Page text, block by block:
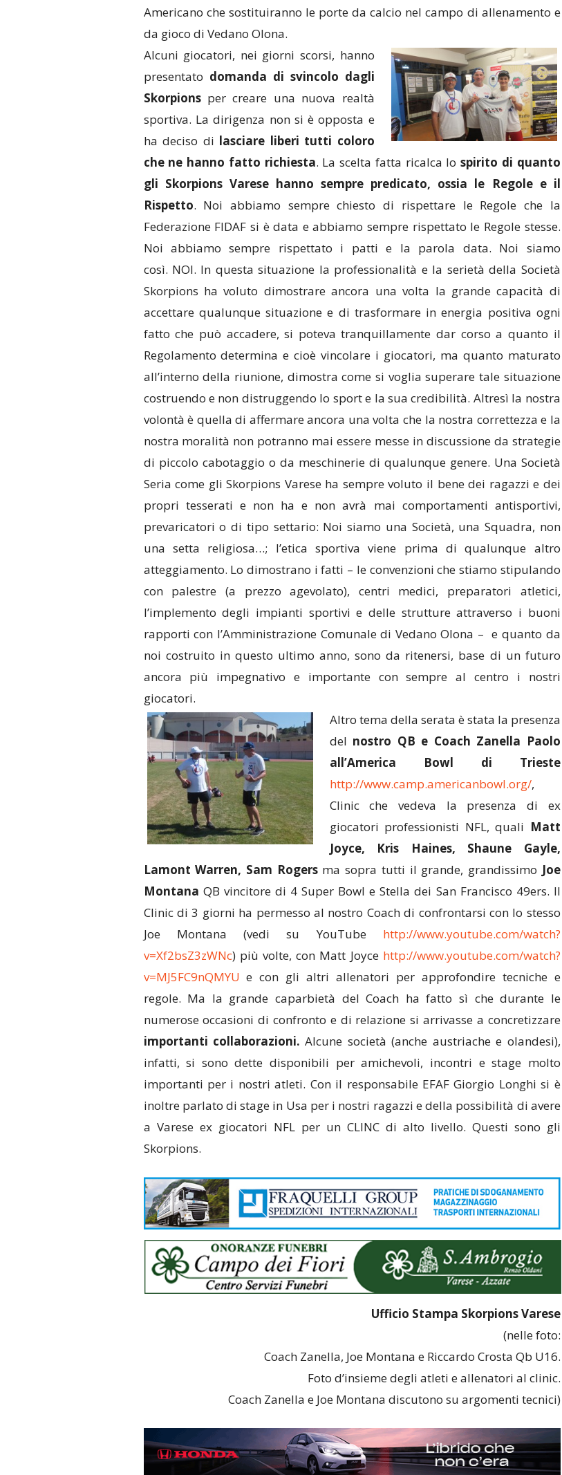
Americano che sostituiranno le porte da calcio nel campo di allenamento e
da gioco di Vedano Olona.
Alcuni giocatori, nei giorni scorsi, hanno
presentato domanda di svincolo dagli
Skorpionsper creare una nuova realtà
sportiva. La dirigenza non si è opposta e
ha deciso di lasciare liberi tutti coloro
che ne hanno fatto richiesta. La scelta fatta ricalca lospirito di quanto
gli Skorpions Varese hanno sempre predicato, ossia le Regole e il
Rispetto. Noi abbiamo sempre chiesto di rispettare le Regole che la
Federazione FIDAF si è data e abbiamo sempre rispettato le Regole stesse.
Noi abbiamo sempre rispettato i patti e la parola data. Noi siamo
così. NOI. In questa situazione la professionalità e la serietà della Società
Skorpions ha voluto dimostrare ancora una volta la grande capacità di
accettare qualunque situazione e di trasformare in energia positiva ogni
fatto che può accadere, si poteva tranquillamente dar corso a quanto il
Regolamento determina e cioè vincolare i giocatori, ma quanto maturato
all’interno della riunione, dimostra come si voglia superare tale situazione
costruendo e non distruggendo lo sport e la sua credibilità. Altresì la nostra
volontà è quella di affermare ancora una volta che la nostra correttezza e la
nostra moralità non potranno mai essere messe in discussione da strategie
di piccolo cabotaggio o da meschinerie di qualunque genere. Una Società
Seria come gli Skorpions Varese ha sempre voluto il bene dei ragazzi e dei
propri tesserati e non ha e non avrà mai comportamenti antisportivi,
prevaricatori o di tipo settario: Noi siamo una Società, una Squadra, non
una setta religiosa…; l’etica sportiva viene prima di qualunque altro
atteggiamento. Lo dimostrano i fatti – le convenzioni che stiamo stipulando
con palestre (a prezzo agevolato), centri medici, preparatori atletici,
l’implemento degli impianti sportivi e delle strutture attraverso i buoni
rapporti con l’Amministrazione Comunale di Vedano Olona – e quanto da
noi costruito in questo ultimo anno, sono da ritenersi, base di un futuro
ancora più impegnativo e importante con sempre al centro i nostri
giocatori.
Altro tema della serata è stata la presenza
del nostro QB e Coach Zanella Paolo
all’America Bowl di Trieste
http://www.camp.americanbowl.org/,
Clinic che vedeva la presenza di ex
giocatori professionisti NFL, quali Matt
Joyce, Kris Haines, Shaune Gayle,
Lamont Warren, Sam Rogersma sopra tutti il grande, grandissimo Joe
Montana QB vincitore di 4 Super Bowl e Stella dei San Francisco 49ers. Il
Clinic di 3 giorni ha permesso al nostro Coach di confrontarsi con lo stesso
Joe Montana (vedi su YouTube http://www.youtube.com/watch?
v=Xf2bsZ3zWNc) più volte, con Matt Joyce http://www.youtube.com/watch?
v=MJ5FC9nQMYU e con gli altri allenatori per approfondire tecniche e
regole. Ma la grande caparbietà del Coach ha fatto sì che durante le
numerose occasioni di confronto e di relazione si arrivasse a concretizzare
importanti collaborazioni. Alcune società (anche austriache e olandesi),
infatti, si sono dette disponibili per amichevoli, incontri e stage molto
importanti per i nostri atleti. Con il responsabile EFAF Giorgio Longhi si è
inoltre parlato di stage in Usa per i nostri ragazzi e della possibilità di avere
a Varese ex giocatori NFL per un CLINC di alto livello. Questi sono gli
Skorpions.
Ufficio Stampa Skorpions Varese
(nelle foto:
Coach Zanella, Joe Montana e Riccardo Crosta Qb U16.
Foto d’insieme degli atleti e allenatori al clinic.
Coach Zanella e Joe Montana discutono su argomenti tecnici)